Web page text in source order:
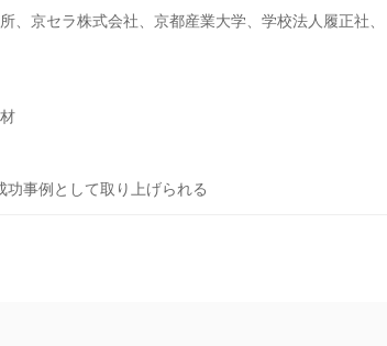
京セラ株式会社、京都産業大学、学校法人履正社、
事例として取り上げられる